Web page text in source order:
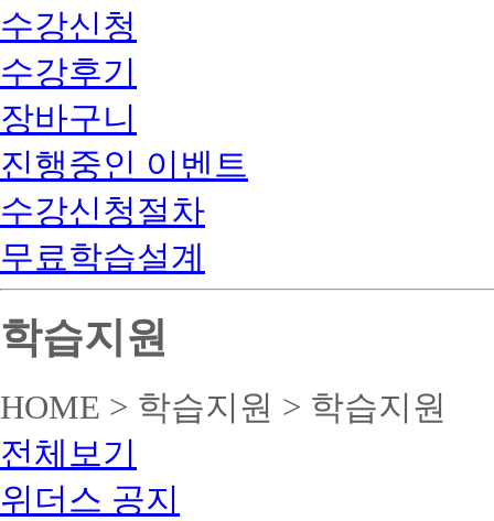
수강신청
수강후기
장바구니
진행중인 이벤트
수강신청절차
무료학습설계
학습지원
HOME > 학습지원 > 학습지원
전체보기
위더스 공지